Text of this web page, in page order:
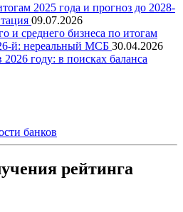
2025 года и прогноз до 2028-
09.07.2026
и среднего бизнеса по итогам
й: нереальный МСБ 30.04.2026
году: в поисках баланса
банков
рейтинга